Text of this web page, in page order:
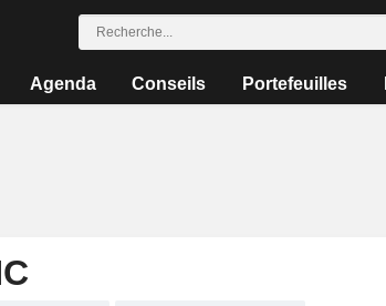
Agenda Conseils Portefeuilles